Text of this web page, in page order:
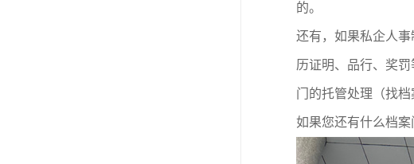
的。
还有，如果私企人
历证明、品行、奖
门的托管处理（找档
如果您还有什么档案